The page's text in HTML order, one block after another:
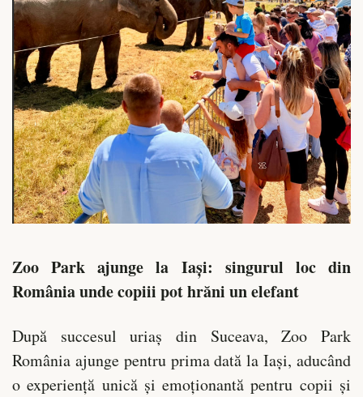
Zoo Park ajunge la Iași: singurul loc din
România unde copiii pot hrăni un elefant
După succesul uriaș din Suceava, Zoo Park
România ajunge pentru prima dată la Iași, aducând
o experiență unică și emoționantă pentru copii și